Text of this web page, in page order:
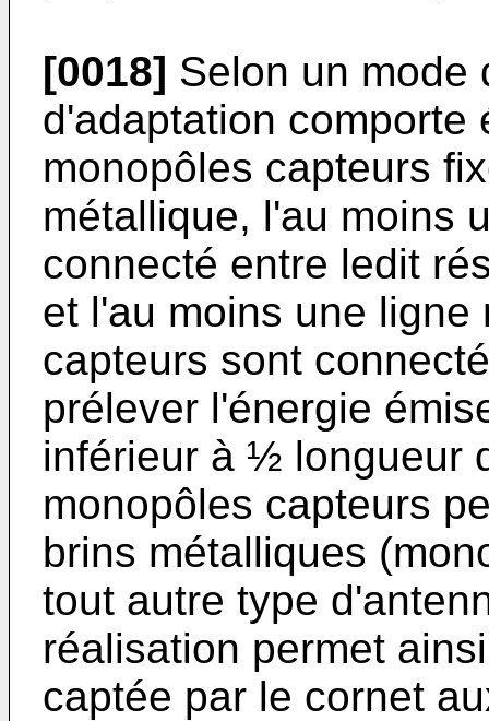
[0018] Selon un mode
d'adaptation comporte
monopôles capteurs
métallique, l'au moins
connecté entre ledit
et l'au moins une
capteurs sont
prélever l'énergie
inférieur à ½ longueur
monopôles capteurs
brins métalliques
tout autre type
réalisation permet
captée par le cornet